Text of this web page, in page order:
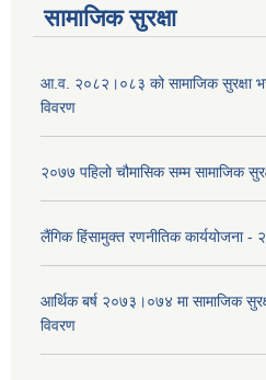
सामाजिक सुरक्षा
आ.व. २०८२।०८३ को सामाजिक सुरक्षा
विवरण
२०७७ पहिलो चौमासिक सम्म सामाजिक
लैंगिक हिंसामुक्त रणनीतिक कार्ययोजना -
आर्थिक बर्ष २०७३।०७४ मा सामाजिक
विवरण